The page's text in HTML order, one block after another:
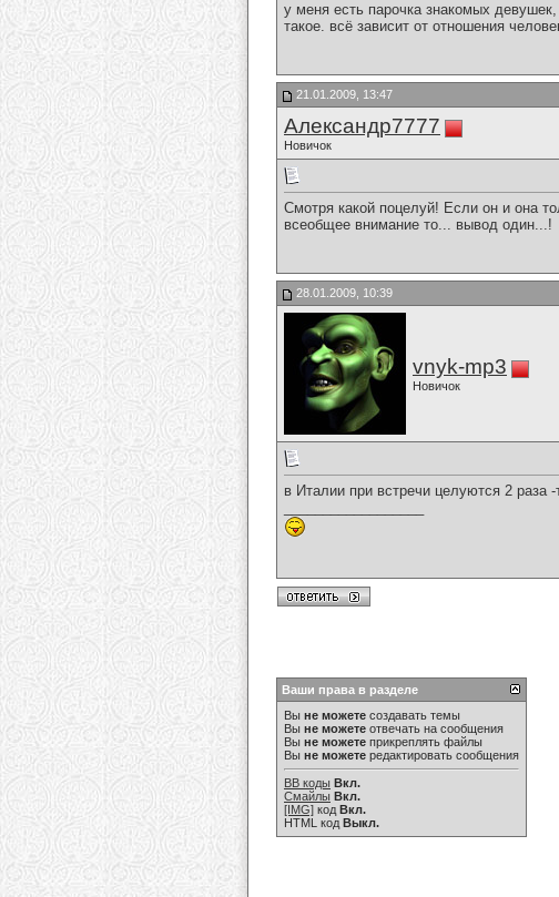
у меня есть парочка знакомых
такое. всё зависит от отношения
21.01.2009, 13:47
Александр7777
Новичок
Смотря какой поцелуй! Если он и она
всеобщее внимание то... вывод один...!
28.01.2009, 10:39
vnyk-mp3
Новичок
в Италии при встречи целуются 2 раза
Ваши права в разделе
Вы не можете создавать темы
Вы не можете отвечать на сообщения
Вы не можете прикреплять файлы
Вы не можете редактировать сообщения
BB коды Вкл.
Смайлы Вкл.
[IMG] код Вкл.
HTML код Выкл.